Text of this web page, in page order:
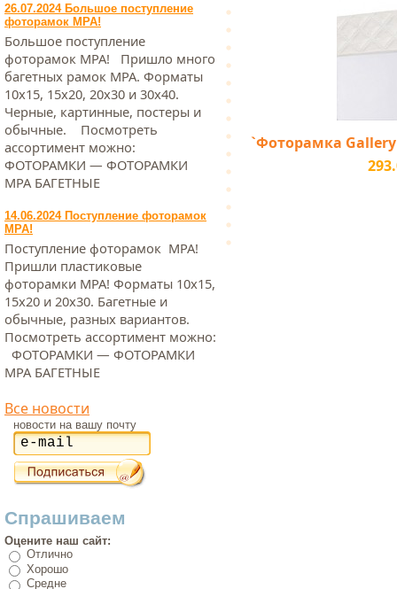
26.07.2024 Большое поступление
фоторамок МРА!
Большое поступление
фоторамок МРА! Пришло много
багетных рамок МРА. Форматы
10х15, 15х20, 20х30 и 30х40.
Черные, картинные, постеры и
обычные. Посмотреть
ассортимент можно:
ФОТОРАМКИ — ФОТОРАМКИ
МРА БАГЕТНЫЕ
14.06.2024 Поступление фоторамок
МРА!
Поступление фоторамок МРА!
Пришли пластиковые
фоторамки МРА! Форматы 10х15,
15х20 и 20х30. Багетные и
обычные, разных вариантов.
Посмотреть ассортимент можно:
ФОТОРАМКИ — ФОТОРАМКИ
МРА БАГЕТНЫЕ
Все новости
новости на вашу почту
Спрашиваем
Оцените наш сайт:
Отлично
Хорошо
Средне
`Фоторамка Gallery